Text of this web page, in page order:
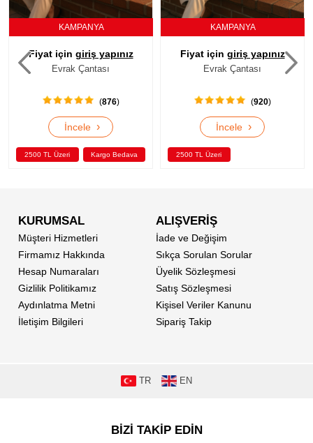
KAMPANYA
Fiyat için giriş yapınız
Evrak Çantası
(876)
İncele ›
2500 TL Üzeri Kargo Bedava
KAMPANYA
Fiyat için giriş yapınız
Evrak Çantası
(920)
İncele ›
2500 TL Üzeri
KURUMSAL
Müşteri Hizmetleri
Firmamız Hakkında
Hesap Numaraları
Gizlilik Politikamız
Aydınlatma Metni
İletişim Bilgileri
ALIŞVERİŞ
İade ve Değişim
Sıkça Sorulan Sorular
Üyelik Sözleşmesi
Satış Sözleşmesi
Kişisel Veriler Kanunu
Sipariş Takip
TR EN
BİZİ TAKİP EDİN